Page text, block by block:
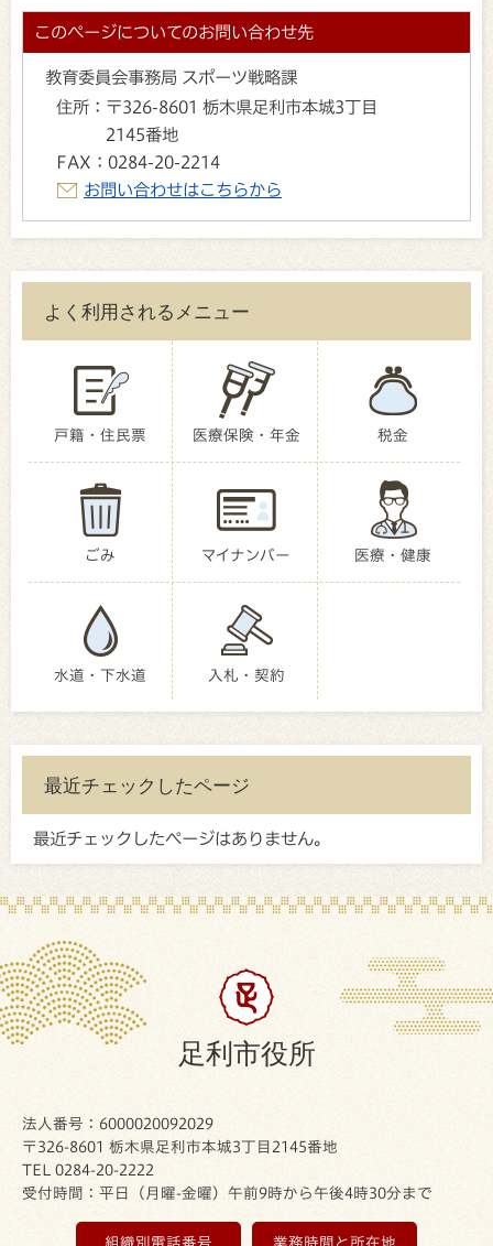
このページについてのお問い合わせ先
教育委員会事務局 スポーツ戦略課
住所： 〒326-8601 栃木県足利市本城3丁目
2145番地
FAX： 0284-20-2214
お問い合わせはこちらから
よく利用されるメニュー
戸籍・住民票 医療保険・年金 税金
ごみ マイナンバー 医療・健康
水道・下水道 入札・契約
最近チェックしたページ
最近チェックしたページはありません。
足利市役所
法人番号：6000020092029
〒326-8601 栃木県足利市本城3丁目2145番地
TEL 0284-20-2222
受付時間：平日（月曜-金曜）午前9時から午後4時30分まで